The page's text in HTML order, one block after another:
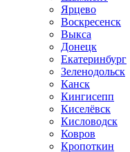
Ярцево
Воскресенск
Выкса
Донецк
Екатеринбург
Зеленодольск
Канск
Кингисепп
Киселёвск
Кисловодск
Ковров
Кропоткин